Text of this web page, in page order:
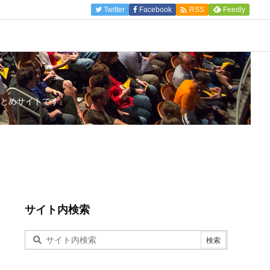
Twitter Facebook  RSS Feedly
めサイトです。
サイト内検索